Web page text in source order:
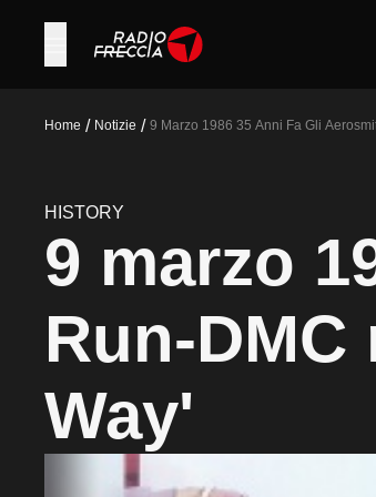
Home / Notizie / 9 Marzo 1986 35 Anni Fa Gli
HISTORY
9 marzo
Run-
Way'